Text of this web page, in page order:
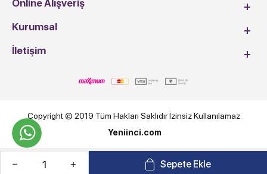
Sepete Ekle
Online Alışveriş
Kurumsal
İletişim
Copyright © 2019 Tüm Hakları Saklıdır İzinsiz Kullanılamaz
Yeniinci.com
-Soft Sistemleriyle Hazırlanmıştır.